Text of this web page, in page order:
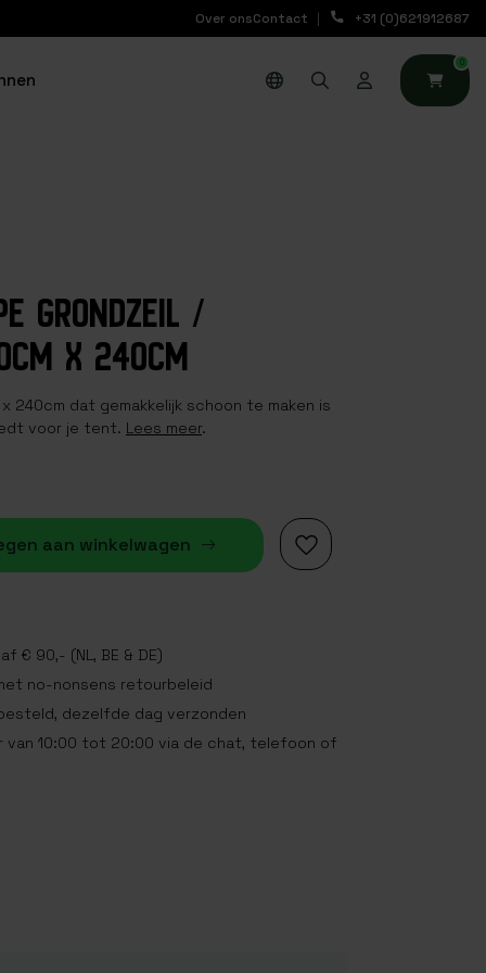
Over onsContact +31 (0)621912687
0
GRONDZEIL /
X 240CM
240cm dat gemakkelijk schoon te maken is
voor je tent. Lees meer.
aan winkelwagen
€ 90,- (NL, BE & DE)
no-nonsens retourbeleid
dezelfde dag verzonden
van 10:00 tot 20:00 via de chat, telefoon of